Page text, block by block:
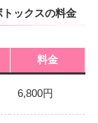
ックスの料金
料金
6,800円